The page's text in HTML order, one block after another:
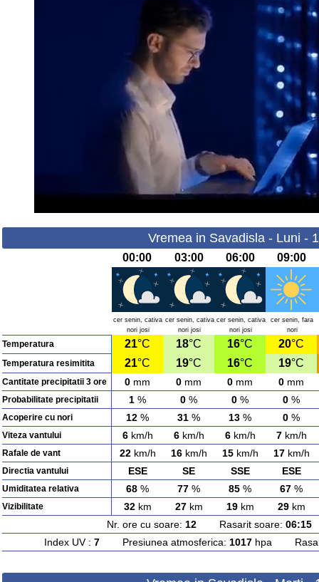
Vremea in Savadisla - Luni -
00:00 03:00 06:00 09:00
cer senin, cativa
nori josi
cer senin, cativa
nori josi
cer senin, cativa
nori josi
cer senin, fara
nori
Temperatura 21°C 18°C 16°C 20°C
Temperatura resimitita 21°C 19°C 16°C 19°C
Cantitate precipitatii 3 ore 0 mm 0 mm 0 mm 0 mm
Probabilitate precipitatii 1 % 0 % 0 % 0 %
Acoperire cu nori 12 % 31 % 13 % 0 %
Viteza vantului 6km/h 6km/h 6km/h 7km/h
Rafale de vant 22km/h 16km/h 15km/h 17km/h
Directia vantului ESE SE SSE ESE
Umiditatea relativa 68 % 77 % 85 % 67 %
Vizibilitate 32km 27km 19km 29km
Nr. ore cu soare: 12Rasarit soare: 06:15
Index UV : 7Presiunea atmosferica: 1017hpa